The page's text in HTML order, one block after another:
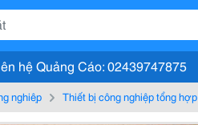
hệ Quảng Cáo: 02439747875
nghiệp Thiết bị công nghiệp tổng hợp